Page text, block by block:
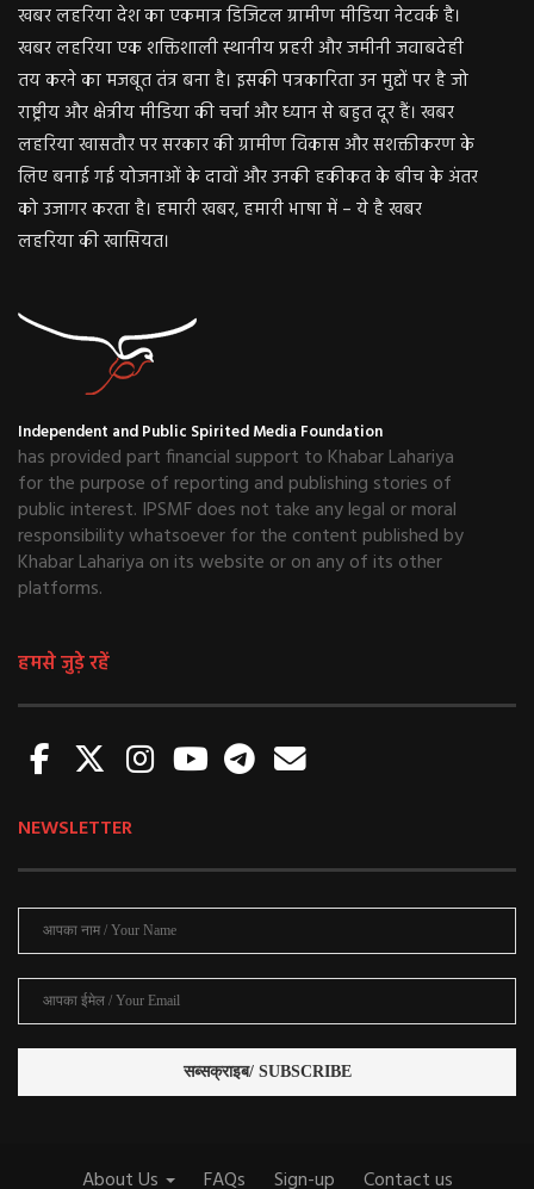
खबर लहरिया देश का एकमात्र डिजिटल ग्रामीण मीडिया नेटवर्क है।
खबर लहरिया एक शक्तिशाली स्थानीय प्रहरी और जमीनी जवाबदेही
तय करने का मजबूत तंत्र बना है। इसकी पत्रकारिता उन मुद्दों पर है जो
राष्ट्रीय और क्षेत्रीय मीडिया की चर्चा और ध्यान से बहुत दूर हैं। खबर
लहरिया खासतौर पर सरकार की ग्रामीण विकास और सशक्तीकरण के
लिए बनाई गई योजनाओं के दावों और उनकी हकीकत के बीच के अंतर
को उजागर करता है। हमारी खबर, हमारी भाषा में – ये है खबर
लहरिया की खासियत।
Independent and Public Spirited Media Foundation
has provided part financial support to Khabar Lahariya
for the purpose of reporting and publishing stories of
public interest. IPSMF does not take any legal or moral
responsibility whatsoever for the content published by
Khabar Lahariya on its website or on any of its other
platforms.
हमसे जुड़े रहें
NEWSLETTER
About Us FAQs Sign-up Contact us